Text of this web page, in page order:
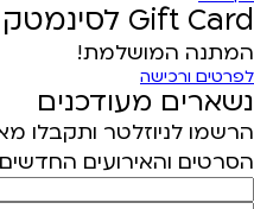
Gift Card לסינמטק תל אביב
המתנה המושלמת!
לפרטים ורכישה
נשארים מעודכנים
הרשמו לניוזלטר ותקבלו
הסרטים והאירועים החדשים